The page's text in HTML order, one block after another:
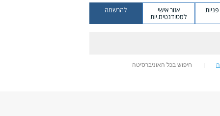
אזור אישי
לסטודנטים.יות
להרשמה
חיפוש בכל האוניברסיטה